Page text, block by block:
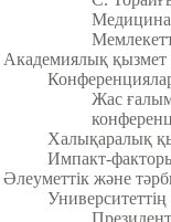
Академиялық
Жас
Халықаралық
Импакт-
Әлеуметтік және